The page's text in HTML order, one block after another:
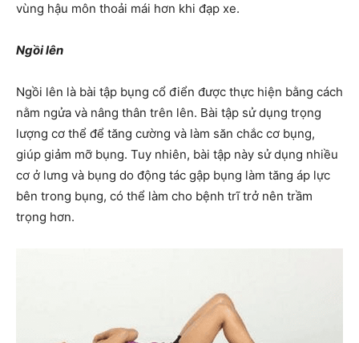
vùng hậu môn thoải mái hơn khi đạp xe.
Ngồi lên
Ngồi lên là bài tập bụng cổ điển được thực hiện bằng cách
nằm ngửa và nâng thân trên lên. Bài tập sử dụng trọng
lượng cơ thể để tăng cường và làm săn chắc cơ bụng,
giúp giảm mỡ bụng. Tuy nhiên, bài tập này sử dụng nhiều
cơ ở lưng và bụng do động tác gập bụng làm tăng áp lực
bên trong bụng, có thể làm cho bệnh trĩ trở nên trầm
trọng hơn.